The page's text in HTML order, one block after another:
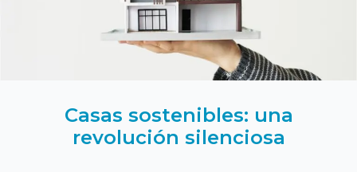
Casas sostenibles: una
revolución silenciosa